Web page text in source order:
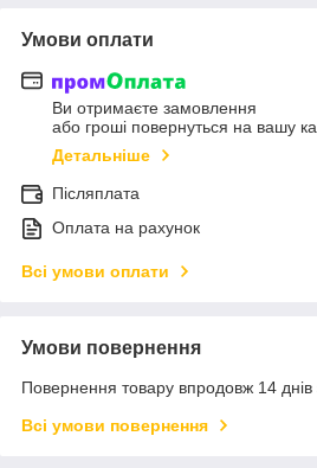
Умови оплати
Ви отримаєте замовлення
або гроші повернуться на вашу
Детальніше
Післяплата
Оплата на рахунок
Всі умови оплати
Умови повернення
Повернення товару впродовж 14 днів
Всі умови повернення